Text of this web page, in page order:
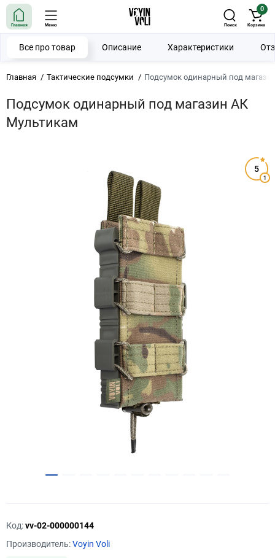
Главная Меню Поиск
0
Корзина
Главная Тактические подсумки Подсумок одинарный под
Подсумок одинарный под магазин АК
Мультикам
Все про товар Описание Характеристики
5
1
Код:vv-02-000000144
Производитель:Voyin Voli